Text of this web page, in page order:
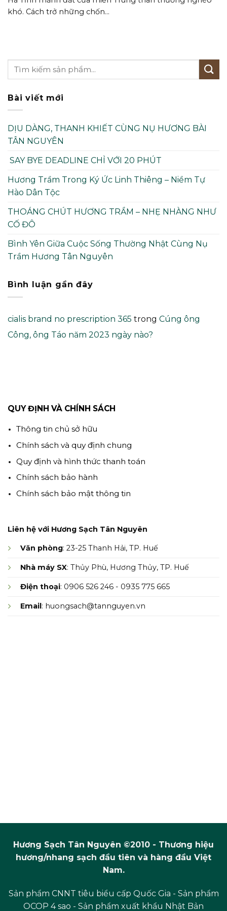
khó. Cách trở những chốn...
Bài viết mới
DỊU DÀNG, THANH KHIẾT CÙNG NỤ HƯƠNG BÀI
TÂN NGUYÊN
SAY BYE DEADLINE CHỈ VỚI 20 PHÚT
Hương Trầm Trong Ký Ức Linh Thiêng – Niềm Tự
Hào Dân Tộc
THOÁNG CHÚT HƯƠNG TRẦM – NHẸ NHÀNG NHƯ
CỐ ĐÔ
Bình Yên Giữa Cuộc Sống Thường Nhật Cùng Nụ
Trầm Hương Tân Nguyên
Bình luận gần đây
cialis brand no prescription 365 trong Cúng ông
Công, ông Táo năm 2023 ngày nào?
QUY ĐỊNH VÀ CHÍNH SÁCH
Thông tin chủ sở hữu
Chính sách và quy định chung
Quy định và hình thức thanh toán
Chính sách bảo hành
Chính sách bảo mật thông tin
Liên hệ với Hương Sạch Tân Nguyên
Văn phòng: 23-25 Thanh Hải, TP. Huế
Nhà máy SX: Thủy Phù, Hương Thủy, TP. Huế
Điện thoại: 0906 526 246 - 0935 775 665
Email: huongsach@tannguyen.vn
Hương Sạch Tân Nguyên ©2010 - Thương hiệu
hương/nhang sạch đầu tiên và hàng đầu Việt
Nam.
Sản phẩm CNNT tiêu biểu cấp Quốc Gia - Sản phẩm
OCOP 4 sao - Sản phẩm xuất khẩu Nhật Bản